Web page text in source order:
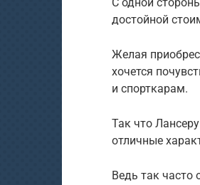
достойной
Желая
хочется
и спорткарам.
Так что
отличные
Ведь так часто